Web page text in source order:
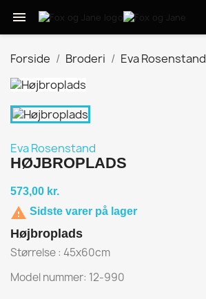

Forside Broderi Eva Rosenstand
Eva Rosenstand
HØJBROPLADS
573,00 kr.
 Sidste varer på lager
Højbroplads
Størrelse : 45x60cm
Model nummer: 12-990